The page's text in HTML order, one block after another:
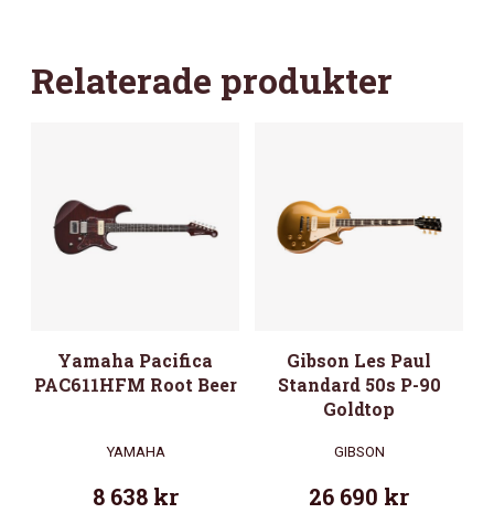
Relaterade produkter
Yamaha Pacifica
PAC611HFM Root Beer
YAMAHA
8 638 kr
Gibson Les Paul
Standard 50s P-90
Goldtop
GIBSON
26 690 kr